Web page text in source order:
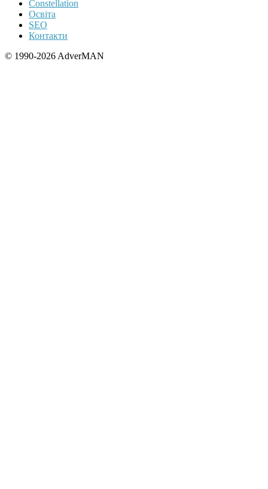
Constellation
Освіта
SEO
Контакти
© 1990-2026 AdverMAN